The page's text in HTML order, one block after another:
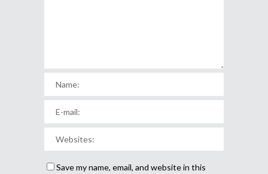
Save my name, email, and website in this